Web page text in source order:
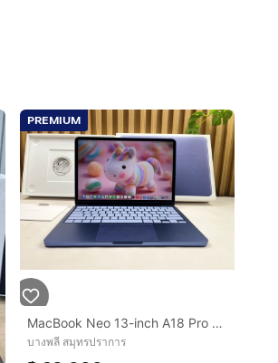
PREMIUM
MacBook Neo 13-inch A18 Pro Ram8GB SSD256GB Indigo
บางพลี สมุทรปราการ